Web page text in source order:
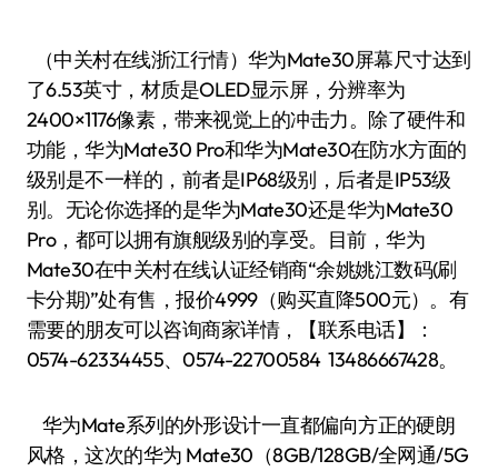
（中关村在线浙江行情）华为Mate30屏幕尺寸达到
了6.53英寸，材质是OLED显示屏，分辨率为
2400×1176像素，带来视觉上的冲击力。除了硬件和
功能，华为Mate30 Pro和华为Mate30在防水方面的
级别是不一样的，前者是IP68级别，后者是IP53级
别。无论你选择的是华为Mate30还是华为Mate30
Pro，都可以拥有旗舰级别的享受。目前，华为
Mate30在中关村在线认证经销商“余姚姚江数码(刷
卡分期)”处有售，报价4999（购买直降500元）。有
需要的朋友可以咨询商家详情，【联系电话】：
0574-62334455、0574-22700584 13486667428。
华为Mate系列的外形设计一直都偏向方正的硬朗
风格，这次的华为 Mate30（8GB/128GB/全网通/5G